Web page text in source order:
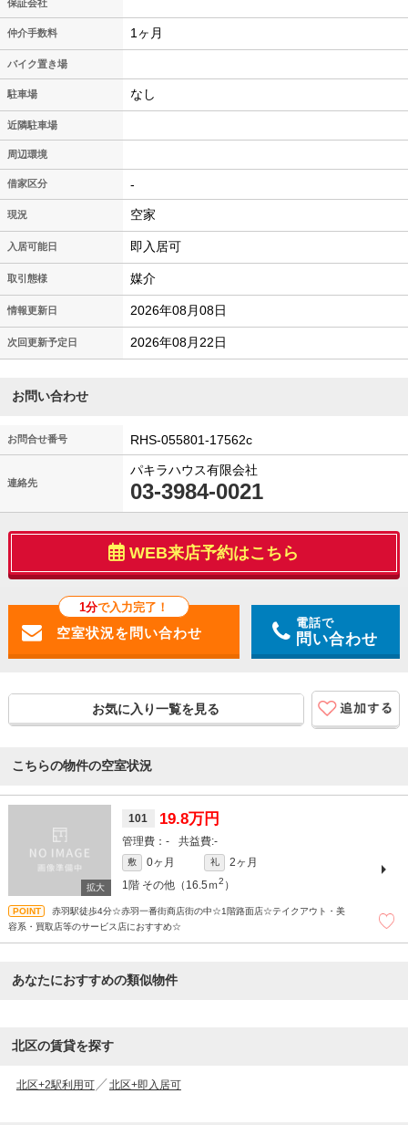
保証会社
仲介手数料 1ヶ月
バイク置き場
駐車場 なし
近隣駐車場
周辺環境
借家区分 -
現況 空家
入居可能日 即入居可
取引態様 媒介
情報更新日 2026年08月08日
次回更新予定日 2026年08月22日
お問い合わせ
お問合せ番号 RHS-055801-17562c
連絡先
パキラハウス有限会社
03-3984-0021
WEB来店予約はこちら
1分で入力完了！
電話で
問い合わせ
お気に入り一覧を見る
こちらの物件の空室状況
101 19.8万円
- -
敷 0ヶ月 礼
2ヶ月
1階 その他（16.5ｍ2 ）
赤羽駅徒歩4分☆赤羽一番街商店街の中☆1階路面店☆テイクアウト・美
容系・買取店等のサービス店におすすめ☆
あなたにおすすめの類似物件
北区の賃貸を探す
北区+2駅利用可 北区+即入居可